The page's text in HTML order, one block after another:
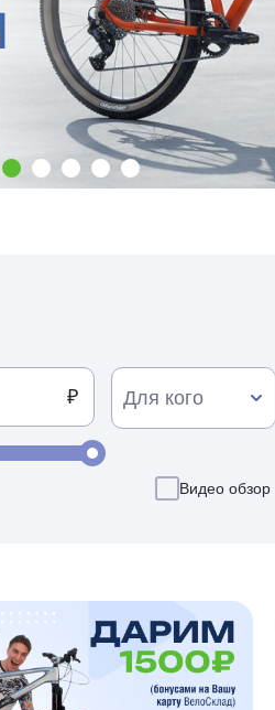
Для кого
Видео обзор